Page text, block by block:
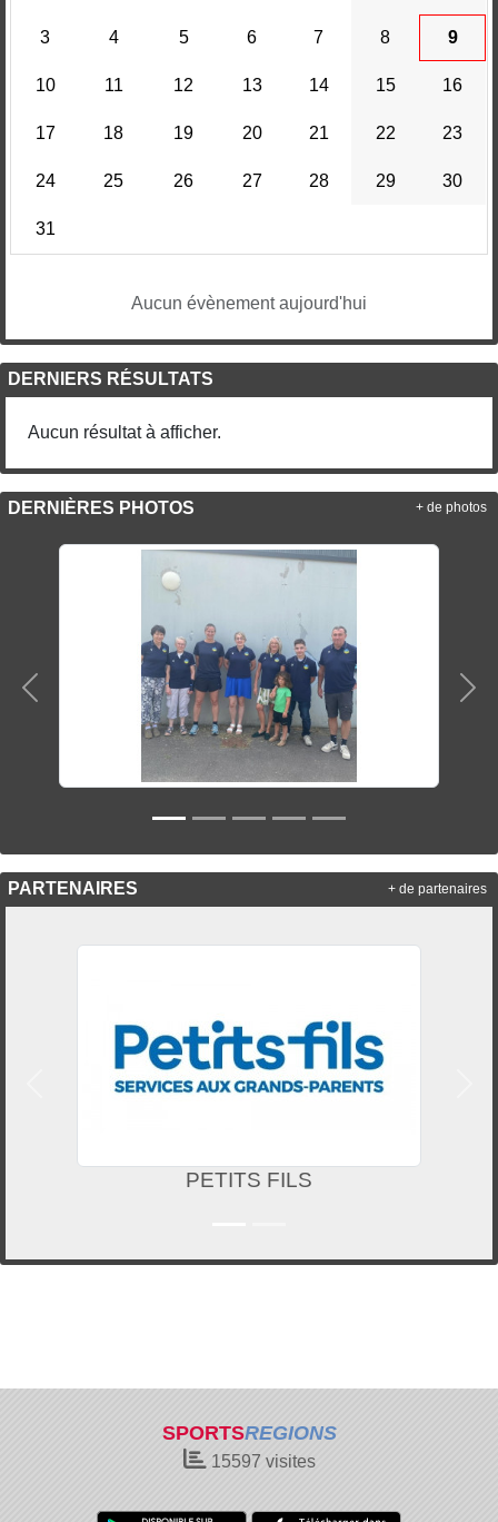
3 4 5 6 7 8 9
10 11 12 13 14 15 16
17 18 19 20 21 22 23
24 25 26 27 28 29 30
31
Aucun évènement aujourd'hui
DERNIERS RÉSULTATS
Aucun résultat à afficher.
DERNIÈRES PHOTOS
Précedent
+ de photos
PARTENAIRES
PETITS FILS
+ de partenaires
SPORTSREGIONS
15597 visites